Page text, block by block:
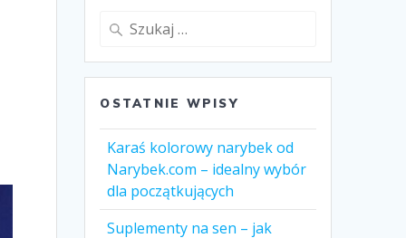
Szukaj:
OSTATNIE WPISY
Karaś kolorowy narybek od
Narybek.com – idealny wybór
dla początkujących
Suplementy na sen – jak